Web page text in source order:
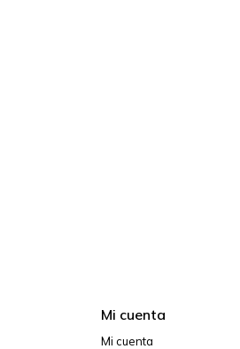
Mi cuenta
Mi cuenta